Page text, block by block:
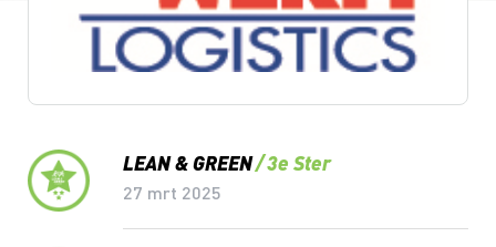
Lean & Green Milestones
LEAN & GREEN 3e Ster
27 mrt 2025